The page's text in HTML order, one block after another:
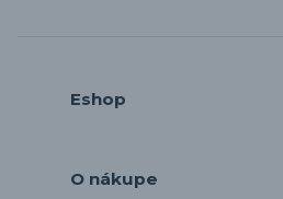
Eshop
O nákupe